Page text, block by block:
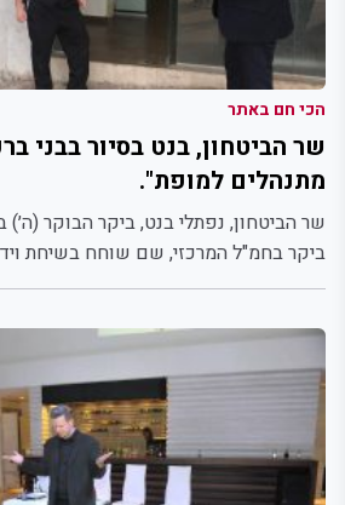
הכי חם באתר
שר הביטחון, בנט בסיור בבני
מתנהלים למופת".
שר הביטחון, נפתלי בנט, ביקר הבוקר (ה׳)
ביקר בחמ"ל המרכזי, שם שוחח בשיחת